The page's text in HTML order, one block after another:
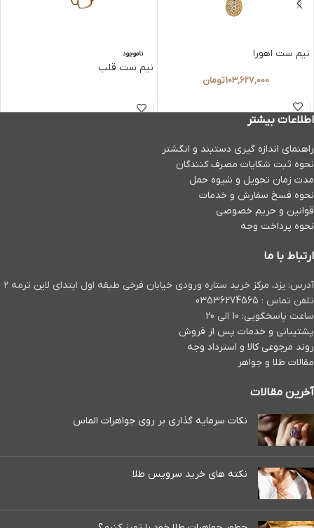
نیم ست اهورا
103,627,000تومان
ناموجود
نیم ست قلب
اطلاعات بیشتر
راهنمای اندازه گیری دستبند و انگشتر
نحوه ثبت شكايات مصرف كنندگان
مدت زمان تحويل و شیوه حمل
نحوه فسخ سفارش و خدمات
قوانین و حریم خصوصی
نحوه پرداخت وجه
ارتباط با ما
آدرس: یزد، مرکز خرید ستاره ورودی خیابان فرخی طبقه اول ابتدای لاین ترمه ۲
تلفن تماس : 03536274565
ساعت پاسخگویی: 10 الی 20
پشتیبانی و خدمات پس از فروش
روند مرجوعی کالا و استرداد وجه
مقالات طلا و جواهر
آخرین مقالات
نکات سرمایه گذاری بر روی جواهرات الماس
نکته های خرید سرویس طلا